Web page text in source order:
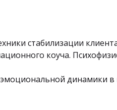
стабилизации
коуча.
динамики в